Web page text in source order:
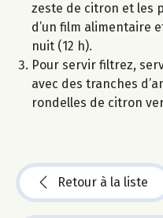
zeste de citron et les
d’un film alimentaire
nuit (12 h).
Pour servir filtrez,
avec des tranches
rondelles de citron
Retour à la liste